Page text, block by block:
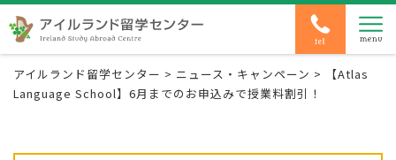
アイルランド留学センター > ニュース・キャンペーン >
【Atlas
Language School】6月までのお申込みで授業料割引！